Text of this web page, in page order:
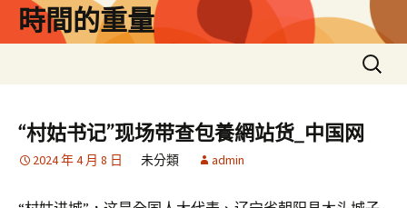
時間的重量
搜
尋
鍵
字:
“村姑书记”现场带查包養網站货_中国网
2024 年 4 月 8 日 未分類 admin